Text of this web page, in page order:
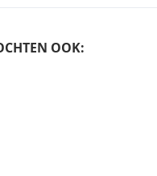
OOK: